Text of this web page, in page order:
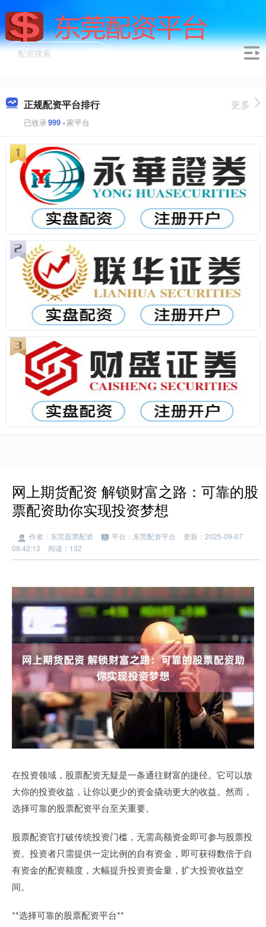
正规配资平台排行
已收录999+家平台
更多
网上期货配资 解锁财富之路：可靠的股
票配资助你实现投资梦想
作者：东莞股票配资 平台：东莞配资平台
更新：2025-09-07
09:42:13
阅读：132
在投资领域，股票配资无疑是一条通往财富的捷径。它可以放
大你的投资收益，让你以更少的资金撬动更大的收益。然而，
选择可靠的股票配资平台至关重要。
股票配资官打破传统投资门槛，无需高额资金即可参与股票投
资。投资者只需提供一定比例的自有资金，即可获得数倍于自
有资金的配资额度，大幅提升投资资金量，扩大投资收益空
间。
**选择可靠的股票配资平台**